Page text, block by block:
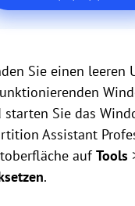
Sie einen leeren
Sie das
Assistant
aufTools
.